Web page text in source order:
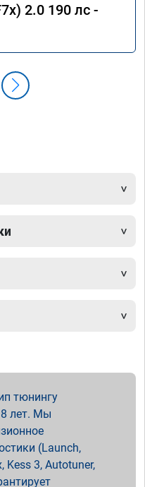
2.0 190 лс -
тюнингу
лет. Мы
(Launch,
Kess 3, Autotuner,